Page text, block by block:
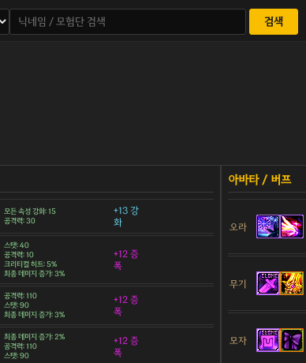
검색
모든 속성 강화: 15
공격력: 30
+13 강
화
스탯: 40
공격력: 10
크리티컬 히트: 5%
최종 데미지 증가: 3%
+12 증
폭
공격력: 110
스탯: 90
최종 데미지 증가: 3%
+12 증
폭
최종 데미지 증가: 2%
공격력: 110
스탯: 90
+12 증
폭
오라
무기
모자